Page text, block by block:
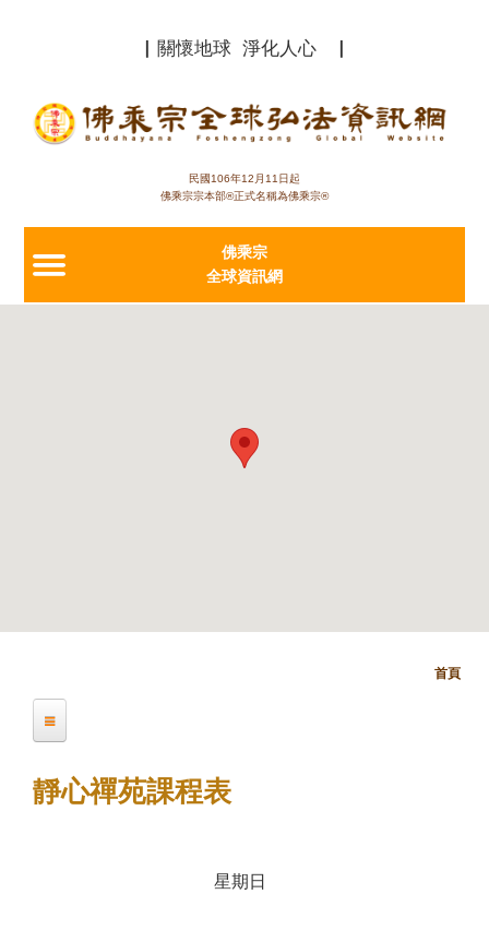
▏關懷地球 淨化人心 ▏
民國106年12月11日起
佛乘宗宗本部®正式名稱為佛乘宗®
佛乘宗
全球資訊網
在
這
首頁
明心禪苑課程資訊
靜心禪苑課程表
星期日